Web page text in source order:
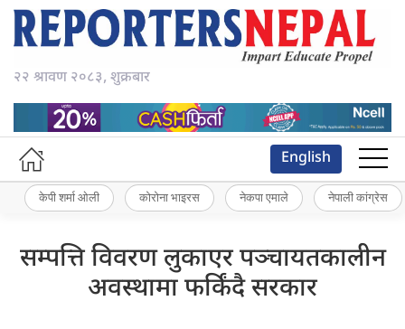
२२ श्रावण २०८३, शुक्रबार
English
केपी शर्मा ओली कोरोना भाइरस नेकपा एमाले नेपाली कांग्रेस
सम्पत्ति विवरण लुकाएर पञ्चायतकालीन
अवस्थामा फर्किंदै सरकार